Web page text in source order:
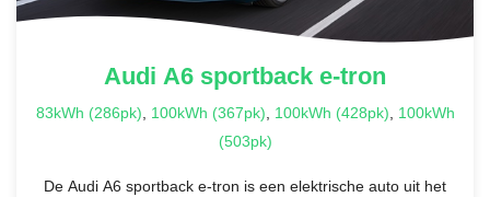
Audi A6 sportback e-tron
83kWh (286pk), 100kWh (367pk), 100kWh (428pk), 100kWh
(503pk)
De Audi A6 sportback e-tron is een elektrische auto uit het